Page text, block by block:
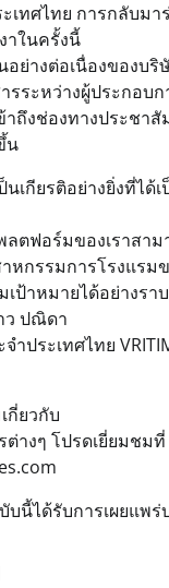
ะเทศไทย การกลับม
าในครั้งนี้
ย่างต่อเนื่องของบริ
รระหว่างผู้ประกอบ
ถึงช่องทางประชา
น
นเกียรติอย่างยิ่งที่ได้
ลตฟอร์มของเราสา
หกรรมการโรงแรม
เป้าหมายได้อย่างรา
ว ปณิดา
ำประเทศไทย
กี่ยวกับ
ต่างๆ โปรดเยี่ยมชมที่
นี้ได้รับการเผยแพร่